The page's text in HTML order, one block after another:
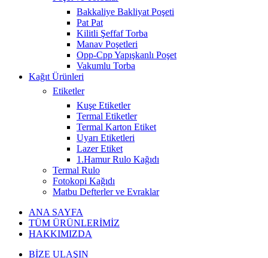
Bakkaliye Bakliyat Poşeti
Pat Pat
Kilitli Şeffaf Torba
Manav Poşetleri
Opp-Cpp Yapışkanlı Poşet
Vakumlu Torba
Kağıt Ürünleri
Etiketler
Kuşe Etiketler
Termal Etiketler
Termal Karton Etiket
Uyarı Etiketleri
Lazer Etiket
1.Hamur Rulo Kağıdı
Termal Rulo
Fotokopi Kağıdı
Matbu Defterler ve Evraklar
ANA SAYFA
TÜM ÜRÜNLERİMİZ
HAKKIMIZDA
BİZE ULAŞIN